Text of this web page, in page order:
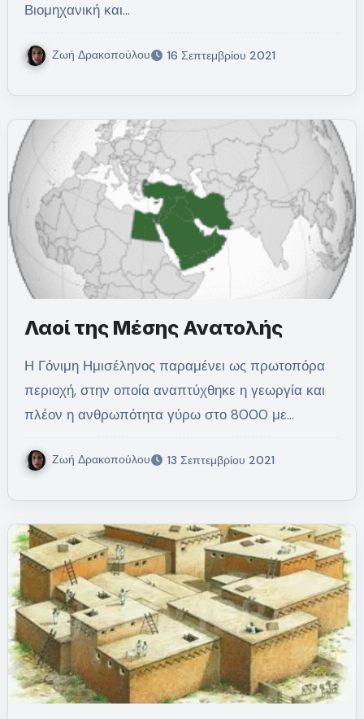
Βιομηχανική και…
Ζωή Δρακοπούλου 16 Σεπτεμβρίου 2021
Λαοί της Μέσης Ανατολής
Η Γόνιμη Ημισέληνος παραμένει ως πρωτοπόρα
περιοχή, στην οποία αναπτύχθηκε η γεωργία και
πλέον η ανθρωπότητα γύρω στο 8000 με…
Ζωή Δρακοπούλου 13 Σεπτεμβρίου 2021